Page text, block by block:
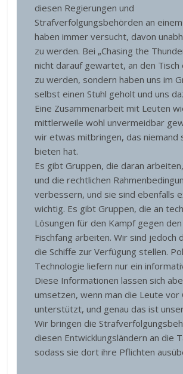
diesen Regierungen und
Strafverfolgungsbehörden an
haben immer versucht, davon
zu werden. Bei „Chasing the
nicht darauf gewartet, an den Tisch
zu werden, sondern haben uns im
selbst einen Stuhl geholt und uns
Eine Zusammenarbeit mit Leuten
mittlerweile wohl unvermeidbar
wir etwas mitbringen, das niemand
bieten hat.
Es gibt Gruppen, die daran
und die rechtlichen
verbessern, und sie sind ebenfalls
wichtig. Es gibt Gruppen, die an
Lösungen für den Kampf gegen
Fischfang arbeiten. Wir sind jedoch
die Schiffe zur Verfügung stellen.
Technologie liefern nur ein
Diese Informationen lassen sich
umsetzen, wenn man die Leute vor
unterstützt, und genau das ist
Wir bringen die
diesen Entwicklungsländern an die
sodass sie dort ihre Pflichten